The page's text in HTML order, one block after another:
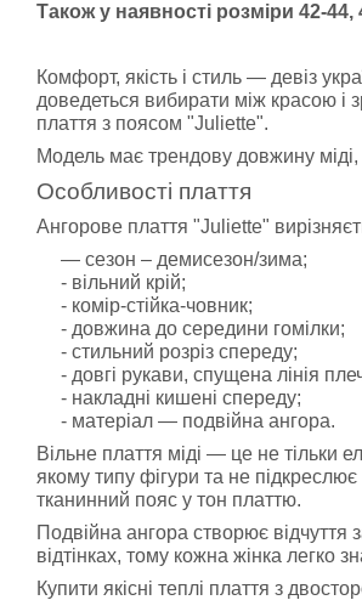
Також у наявності розміри 42-44,
Комфорт, якість і стиль — девіз
доведеться вибирати між красою і
плаття з поясом "Juliette".
Модель має трендову довжину міді,
Особливості плаття
Ангорове плаття "Juliette"
— сезон – демисезон/зима;
- вільний крій;
- комір-стійка-човник;
- довжина до середини гомілки;
- стильний розріз спереду;
- довгі рукави, спущена лінія
- накладні кишені спереду;
- матеріал — подвійна ангора.
Вільне плаття міді — це не тільки
якому типу фігури та не
тканинний пояс у тон платтю.
Подвійна ангора створює відчуття
відтінках, тому кожна жінка легко
Купити якісні теплі плаття з